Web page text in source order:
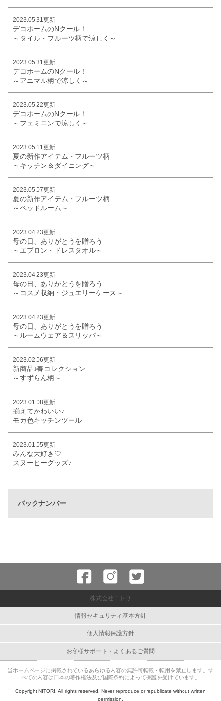
2023.05.31更新
デコホームのNクール！
～タイル・フルーツ柄で涼しく～
2023.05.31更新
デコホームのNクール！
～アニマル柄で涼しく～
2023.05.22更新
デコホームのNクール！
～フェミニンで涼しく～
2023.05.11更新
夏の新作アイテム・フルーツ柄
～キッチン＆ダイニング～
2023.05.07更新
夏の新作アイテム・フルーツ柄
～ベッドルーム～
2023.04.23更新
母の日、ありがとうを贈ろう
～エプロン・ドレスタオル～
2023.04.23更新
母の日、ありがとうを贈ろう
～コスメ収納・ジュエリーケース～
2023.04.23更新
母の日、ありがとうを贈ろう
～ルームウェア＆スリッパ～
2023.02.06更新
新商品♪春コレクション
～すずらん柄～
2023.01.08更新
揃えてかわいい♪
モカ色キッチンツール
2023.01.05更新
みんな大好き♡
スヌーピーグッズ♪
バックナンバー
株式会社ニトリ
情報セキュリティ基本方針
個人情報保護方針
お客様サポート・よくあるご質問
当ホームページに掲載されているあらゆる内容の無許可転載・転用を禁止します。す
べての内容は日本の著作権法及び国際条約によって保護を受けています。
Copyright NITORI. All rights reserved. Never reproduce or republicate without written
permission.